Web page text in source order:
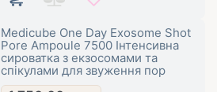
Medicube One Day Exosome Shot
Pore Ampoule 7500 Інтенсивна
сироватка з екзосомами та
спікулами для звуження пор